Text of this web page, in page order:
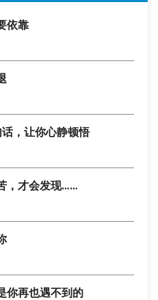
依靠
，让你心静顿悟
，才会发现……
你再也遇不到的